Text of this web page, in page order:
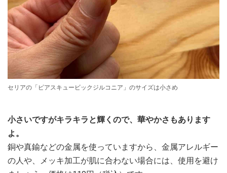
セリアの「ピアスキュービックジルコニア」のサイズは小さめ
小さいですがキラキラと輝くので、華やかさもあります
よ。
銅や真鍮などの金属を使っていますから、金属アレルギー
の人や、メッキ加工が肌に合わない場合には、使用を避け